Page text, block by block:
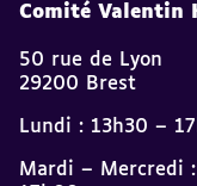
Comité Valentin
50 rue de Lyon
29200 Brest
Lundi : 13h30 –
Mardi – Mercredi